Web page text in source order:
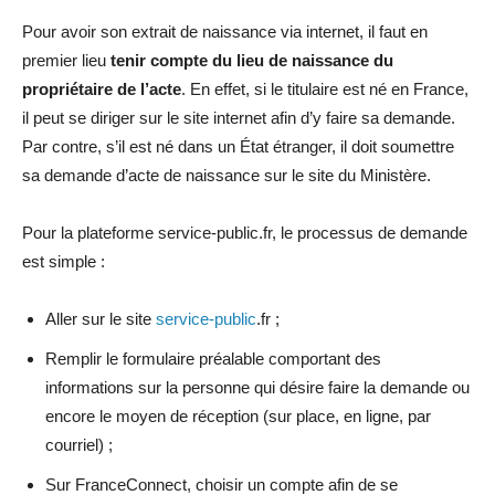
Pour avoir son extrait de naissance via internet, il faut en
premier lieu tenir compte du lieu de naissance du
propriétaire de l’acte. En effet, si le titulaire est né en France,
il peut se diriger sur le site internet afin d’y faire sa demande.
Par contre, s’il est né dans un État étranger, il doit soumettre
sa demande d’acte de naissance sur le site du Ministère.
Pour la plateforme service-public.fr, le processus de demande
est simple :
Aller sur le site service-public.fr ;
Remplir le formulaire préalable comportant des
informations sur la personne qui désire faire la demande ou
encore le moyen de réception (sur place, en ligne, par
courriel) ;
Sur FranceConnect, choisir un compte afin de se